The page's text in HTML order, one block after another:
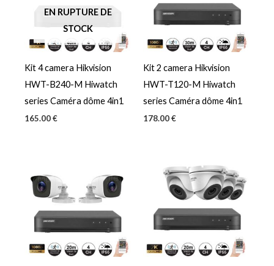
EN RUPTURE DE
STOCK
Kit 4 camera Hikvision
HWT-B240-M Hiwatch
series Caméra dôme 4in1
165.00€
Kit 2 camera Hikvision
HWT-T120-M Hiwatch
series Caméra dôme 4in1
178.00€